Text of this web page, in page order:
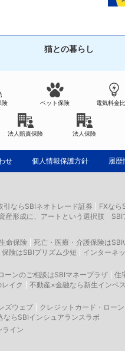
猫との暮らし
険 ペット保険 電気料金
法人賠責保険 法人保険
せ 個人情報保護方針 履歴
ならSBIネオトレード証券
FXなら
産形成に、アートという選択肢 SBI
命保険
死亡・医療・介護保険はSBI
険はSBIプリズム少短
インターネ
ーンのご相談はSBIマネープラザ
住
イク
不動産×金融なら新生インベ
ズウェブ
クレジットカード・ロー
らSBIインシュアランスラボ
イン